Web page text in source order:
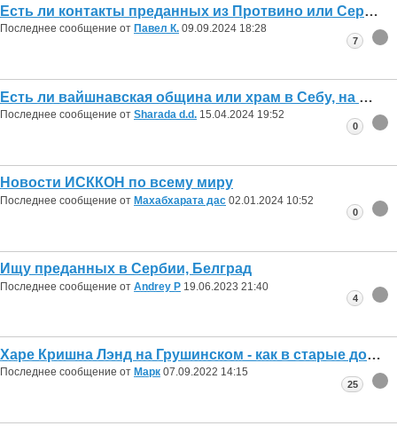
Есть ли контакты преданных из Протвино или Серпухова?
Последнее сообщение от Павел К. 09.09.2024 18:28
7
Есть ли вайшнавская община или храм в Себу, на Филиппинах?
Последнее сообщение от Sharada d.d. 15.04.2024 19:52
0
Новости ИСККОН по всему миру
Последнее сообщение от Махабхарата дас 02.01.2024 10:52
0
Ищу преданных в Сербии, Белград
Последнее сообщение от Andrey P 19.06.2023 21:40
4
Харе Кришна Лэнд на Грушинском - как в старые добрые времена.
Последнее сообщение от Марк 07.09.2022 14:15
25